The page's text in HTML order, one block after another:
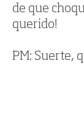
de que
querido!
PM: Suerte,